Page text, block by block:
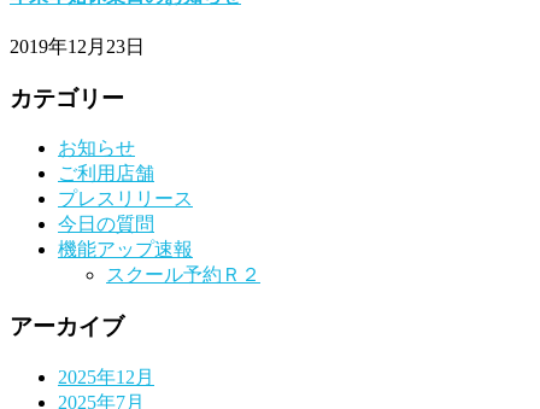
2019年12月23日
カテゴリー
お知らせ
ご利用店舗
プレスリリース
今日の質問
機能アップ速報
スクール予約Ｒ２
アーカイブ
2025年12月
2025年7月